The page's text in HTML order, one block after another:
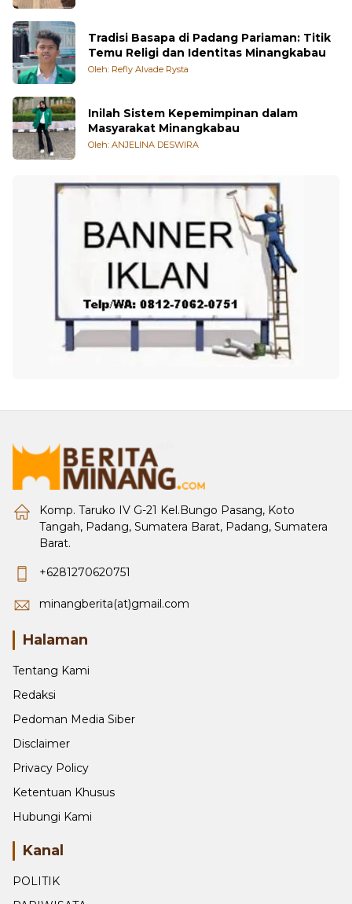
Tradisi Basapa di Padang Pariaman: Titik
Temu Religi dan Identitas Minangkabau
Oleh: Refly Alvade Rysta
Inilah Sistem Kepemimpinan dalam
Masyarakat Minangkabau
Oleh: ANJELINA DESWIRA
Komp. Taruko IV G-21 Kel.Bungo Pasang, Koto
Tangah, Padang, Sumatera Barat, Padang, Sumatera
Barat.
+6281270620751
minangberita(at)gmail.com
Halaman
Tentang Kami
Redaksi
Pedoman Media Siber
Disclaimer
Privacy Policy
Ketentuan Khusus
Hubungi Kami
Kanal
POLITIK